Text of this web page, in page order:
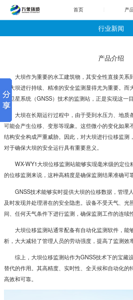
首页 产
行业新闻
产品介绍
大坝作为重要的水工建筑物，其安全性直接关系
对大坝进行持续、精准的安全监测显得尤为重要。
航卫星系统（GNSS）技术的监测站，正是实现这一目
大坝在长期运行过程中，由于受到水压力、地质
可能会产生位移、变形等现象。这些微小的变化如果
结构安全构成严重威胁。因此，对大坝进行位移监测
对于确保大坝的安全运行具有重要意义。
WX-WY1大坝位移监测站能够实现毫米级的定位
的位移监测来说，这种高精度是确保监测结果准确可
GNSS技术能够实时提供大坝的位移数据，管理
及时发现并处理潜在的安全隐患。设备不受天气、光
间、任何天气条件下进行监测，确保监测工作的连续
大坝位移监测站通常配备有自动化监测软件，能
析，大大减轻了管理人员的劳动强度，提高了监测效率
综上，大坝位移监测站作为GNSS技术下的宝藏
替代的作用。其高精度、实时性、全天候和自动化的
高效和可靠。